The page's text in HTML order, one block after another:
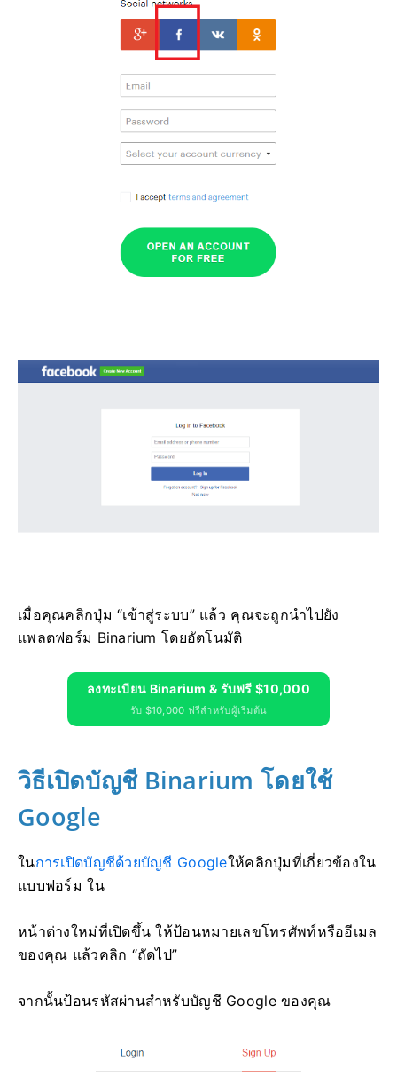
เมื่อคุณคลิกปุ่ม “เข้าสู่ระบบ” แล้ว คุณจะถูกนำไปยัง
แพลตฟอร์ม Binarium โดยอัตโนมัติ
ลงทะเบียน Binarium & รับฟรี $10,000
รับ $10,000 ฟรีสำหรับผู้เริ่มต้น
วิธีเปิดบัญชี Binarium โดยใช้
Google
ในการเปิดบัญชีด้วยบัญชี Googleให้คลิกปุ่มที่เกี่ยวข้องใน
แบบฟอร์ม ใน
หน้าต่างใหม่ที่เปิดขึ้น ให้ป้อนหมายเลขโทรศัพท์หรืออีเมล
ของคุณ แล้วคลิก “ถัดไป”
จากนั้นป้อนรหัสผ่านสำหรับบัญชี Google ของคุณ